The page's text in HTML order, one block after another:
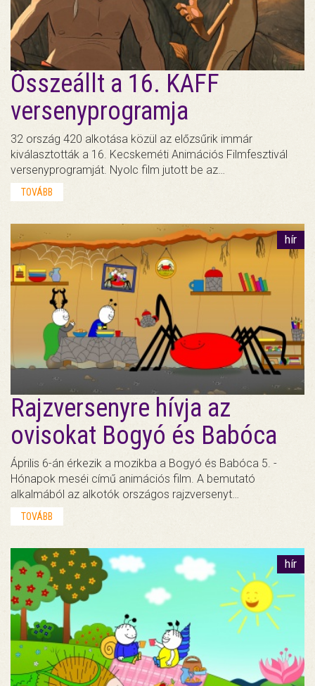
Összeállt a 16. KAFF
versenyprogramja
32 ország 420 alkotása közül az előzsűrik immár
kiválasztották a 16. Kecskeméti Animációs Filmfesztivál
versenyprogramját. Nyolc film jutott be az…
TOVÁBB
hír
Rajzversenyre hívja az
ovisokat Bogyó és Babóca
Április 6-án érkezik a mozikba a Bogyó és Babóca 5. -
Hónapok meséi című animációs film. A bemutató
alkalmából az alkotók országos rajzversenyt…
TOVÁBB
hír